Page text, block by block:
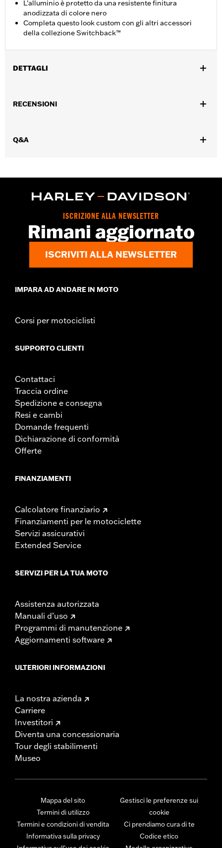
L'alluminio è protetto da una resistente finitura
anodizzata di colore nero
Completa questo look custom con gli altri accessori
della collezione Switchback™
DETTAGLI
modelli dotati di motore Revolution Max, i modelli VRSC '06-'17
GARANZIA:
RECENSIONI
Q&A
ISCRIZIONE ALLA NEWSLETTER
Rimani aggiornato
ISCRIVITI ALLA NEWSLETTER
IMPARA AD ANDARE IN MOTO
Corsi per motociclisti
SUPPORTO CLIENTI
Contattaci
Traccia ordine
Spedizione e consegna
Resi e cambi
Domande frequenti
Dichiarazione di conformità
Offerte
FINANZIAMENTI
Calcolatore finanziario
Finanziamenti per le motociclette
Servizi assicurativi
Extended Service
SERVIZI PER LA TUA MOTO
Assistenza autorizzata
Manuali d’uso
Programmi di manutenzione
Aggiornamenti software
ULTERIORI INFORMAZIONI
La nostra azienda
Carriere
Investitori
Diventa una concessionaria
Tour degli stabilimenti
Museo
Mappa del sito
Termini di utilizzo
Termini e condizioni di vendita
Informativa sulla privacy
Gestisci le preferenze sui
cookie
Ci prendiamo cura di te
Codice etico